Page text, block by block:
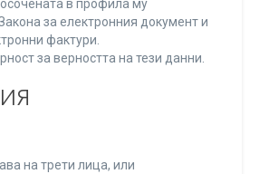
в профила му
за електронния документ и
фактури.
за верността на тези данни.
на трети лица, или